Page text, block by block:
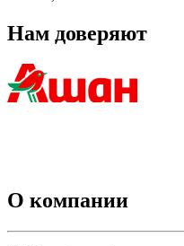
Нам доверяют
О компании